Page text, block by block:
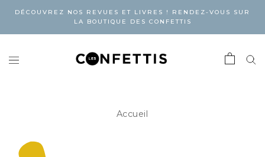
DÉCOUVREZ NOS REVUES ET LIVRES ! RENDEZ-VOUS SUR
LA BOUTIQUE DES CONFETTIS
Accueil